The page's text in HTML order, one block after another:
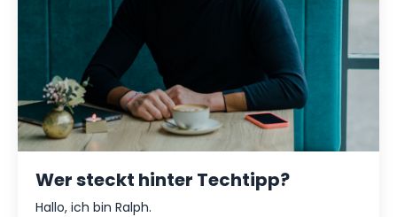
Wer steckt hinter Techtipp?
Hallo, ich bin Ralph.